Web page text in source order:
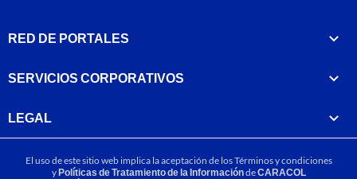
RED DE PORTALES
SERVICIOS CORPORATIVOS
LEGAL
El uso de este sitio web implica la aceptación de losTérminos y condiciones
yPolíticas de Tratamiento de la InformacióndeCARACOL